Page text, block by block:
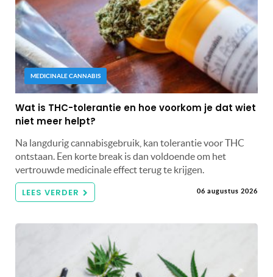
MEDICINALE CANNABIS
Wat is THC-tolerantie en hoe voorkom je dat wiet
niet meer helpt?
Na langdurig cannabisgebruik, kan tolerantie voor THC
ontstaan. Een korte break is dan voldoende om het
vertrouwde medicinale effect terug te krijgen.
LEES VERDER 06 augustus 2026